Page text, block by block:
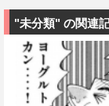
"未分類" の関連